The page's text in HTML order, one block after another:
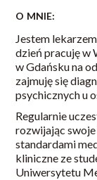
O MNIE:
Jestem
dzień pracuję w
w Gdańsku na
zajmuję się
psychicznych u
Regularnie
rozwijając
standardami
kliniczne ze
Uniwersytetu